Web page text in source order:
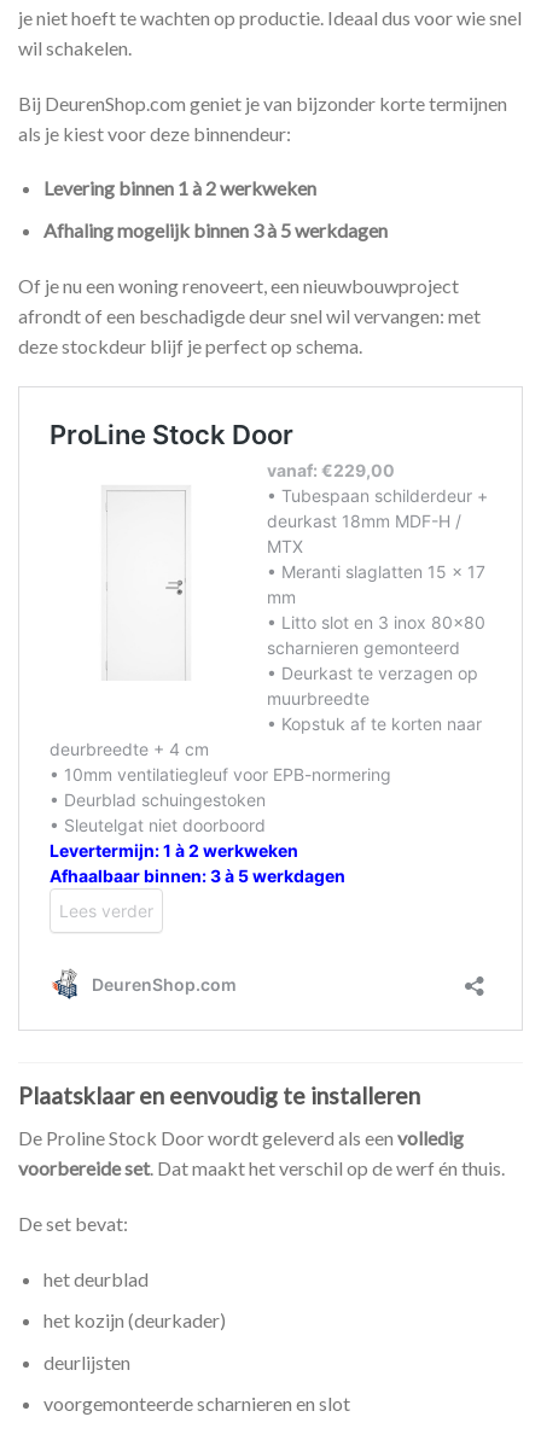
je niet hoeft te wachten op productie. Ideaal dus voor wie snel
wil schakelen.
Bij DeurenShop.com geniet je van bijzonder korte termijnen
als je kiest voor deze binnendeur:
Levering binnen 1 à 2 werkweken
Afhaling mogelijk binnen 3 à 5 werkdagen
Of je nu een woning renoveert, een nieuwbouwproject
afrondt of een beschadigde deur snel wil vervangen: met
deze stockdeur blijf je perfect op schema.
Plaatsklaar en eenvoudig te installeren
De Proline Stock Door wordt geleverd als een volledig
voorbereide set. Dat maakt het verschil op de werf én thuis.
De set bevat:
het deurblad
het kozijn (deurkader)
deurlijsten
voorgemonteerde scharnieren en slot